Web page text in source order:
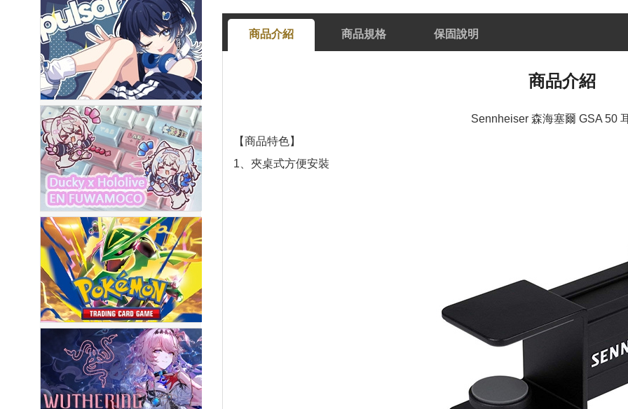
商品介紹 商品規格 保固說明
商品介紹
Sennheiser 森海塞爾 GSA 50
【商品特色】
1、夾桌式方便安裝